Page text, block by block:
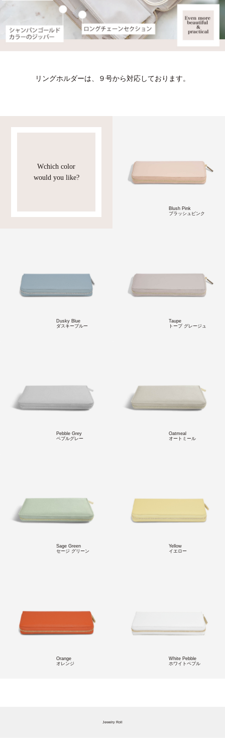
リングホルダーは、９号から対応しております。
Wchich color
would you like?
Blush Pink
ブラッシュピンク
Dusky Blue
ダスキーブルー
Taupe
トープ グレージュ
Pebble Grey
ペブルグレー
Oatmeal
オートミール
Sage Green
セージ グリーン
Yellow
イエロー
Orange
オレンジ
White Pebble
ホワイトペブル
Jewelry Roll